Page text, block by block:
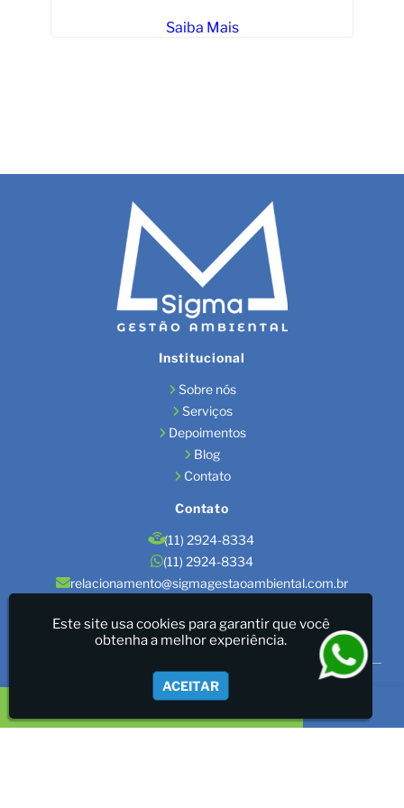
Saiba Mais
Institucional
Sobre nós
Serviços
Depoimentos
Blog
Contato
Contato
(11) 2924-8334
(11) 2924-8334
relacionamento@sigmagestaoambiental.com.br
Localização
São Paulo / SP
Sigma Gestão Ambiental - LICENÇAS AMBIENTAIS/GESTÃO
DE RESÍDUOS/LAUDOS
Este site usa cookies para garantir que você
obtenha a melhor experiência.
ACEITAR